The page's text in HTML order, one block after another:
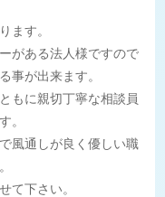
ます。
がある法人様ですので
事が出来ます。
もに親切丁寧な相談員
。
風通しが良く優しい職
て下さい。